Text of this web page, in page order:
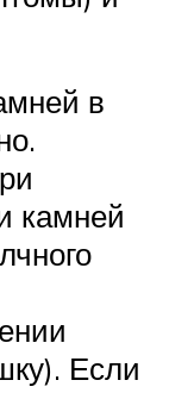
в
камней
Если